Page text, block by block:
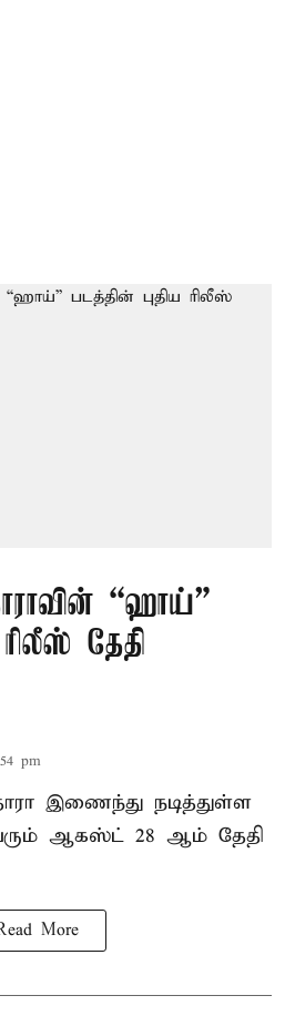
“ஹாய்”
தேதி
pm
இணைந்து நடித்துள்ள
ஆகஸ்ட் 28 ஆம் தேதி
More